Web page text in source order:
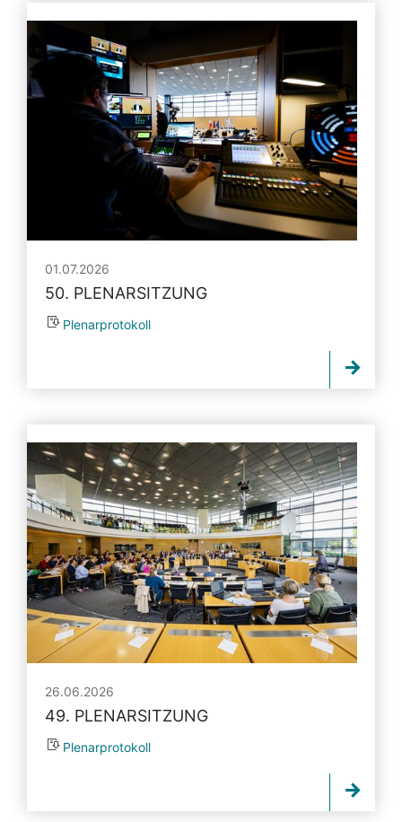
01.07.2026
50. PLENARSITZUNG
Plenarprotokoll
26.06.2026
49. PLENARSITZUNG
Plenarprotokoll